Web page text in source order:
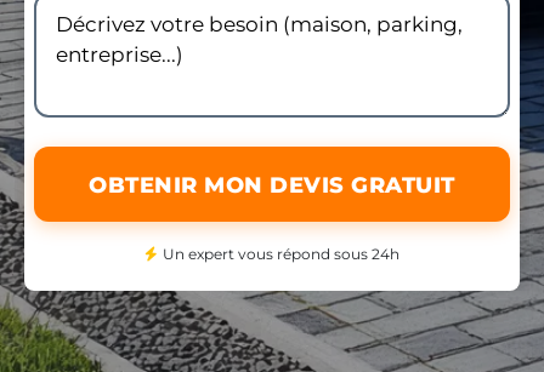
OBTENIR MON DEVIS GRATUIT
Un expert vous répond sous 24h